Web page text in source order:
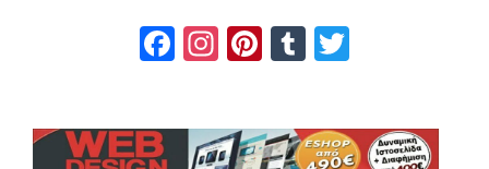
Facebook
Instagram
Pinterest
Tumblr